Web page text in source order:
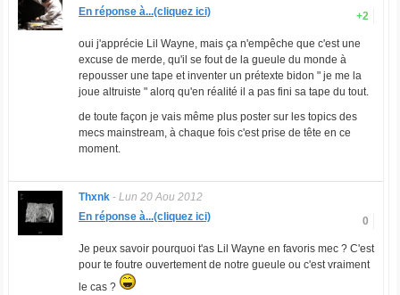
+2
En réponse à...(cliquez ici)
oui j'apprécie Lil Wayne, mais ça n'empêche que c'est une
excuse de merde, qu'il se fout de la gueule du monde à
repousser une tape et inventer un prétexte bidon " je me la
joue altruiste " alorq qu'en réalité il a pas fini sa tape du tout.
de toute façon je vais même plus poster sur les topics des
mecs mainstream, à chaque fois c'est prise de tête en ce
moment.
Thxnk- Lun 20 Aou 2012
0
En réponse à...(cliquez ici)
Je peux savoir pourquoi t'as Lil Wayne en favoris mec ? C'est
pour te foutre ouvertement de notre gueule ou c'est vraiment
le cas ?